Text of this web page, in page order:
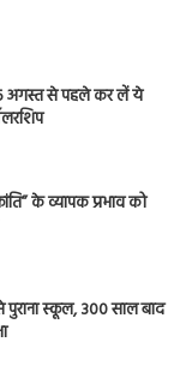
अगस्त से पहले कर लें ये
के व्यापक प्रभाव को
स्कूल, 300 साल बाद